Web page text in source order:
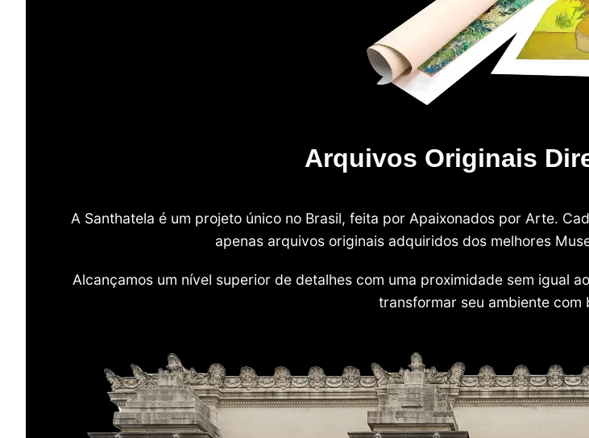
Arquivos Originais
A Santhatela é um projeto único no Brasil, feita por Apaixonados por Arte.
apenas arquivos originais adquiridos dos melhores
Alcançamos um nível superior de detalhes com uma proximidade sem igual
transformar seu ambiente com